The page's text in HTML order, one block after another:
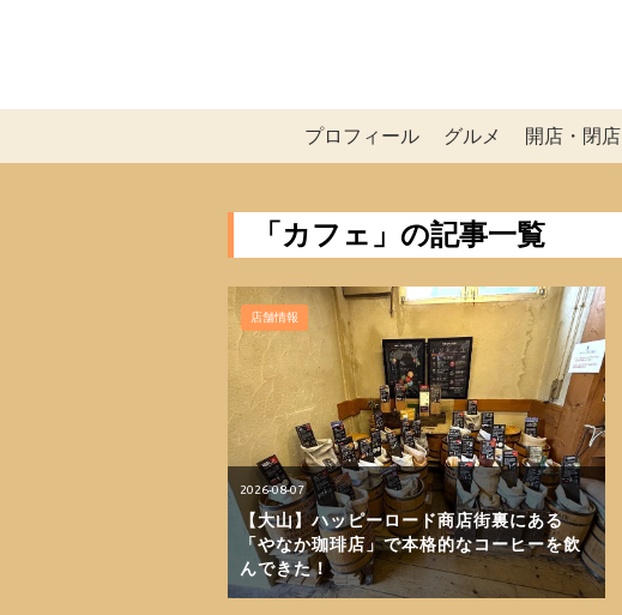
プロフィール グルメ 開店・閉店
「カフェ」の記事一覧
2026-08-07
【大山】ハッピーロード商店街裏にある
「やなか珈琲店」で本格的なコーヒーを飲
んできた！
店舗情報